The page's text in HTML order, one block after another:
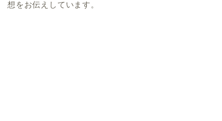
想をお伝えしています。